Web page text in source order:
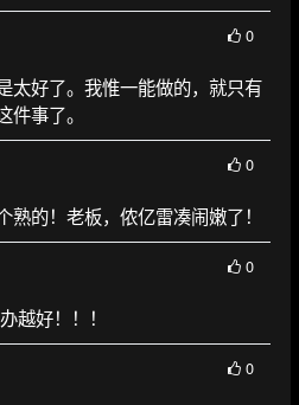
0
太好了。我惟一能做的，就只有
件事了。
0
熟的！老板，侬亿雷凑闹嫩了！
0
越好！！！
0